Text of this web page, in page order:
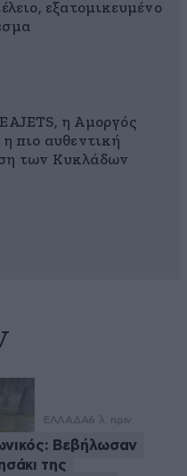
εξατομικευμένο
η Αμοργός
η πιο αυθεντική
των Κυκλάδων
ΕΛΛΑΔΑ6 λ. πριν
Βεβήλωσαν
της